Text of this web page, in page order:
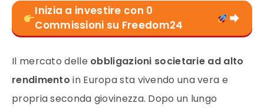
Inizia a investire con 0
Commissioni su Freedom24
Il mercato delle obbligazioni societarie ad alto
rendimento in Europa sta vivendo una vera e
propria seconda giovinezza. Dopo un lungo